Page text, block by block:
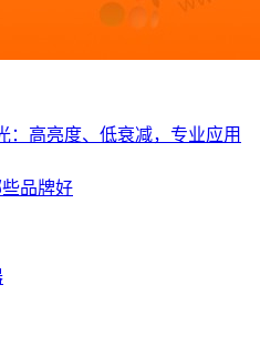
：高亮度、低衰减，专业应用
品牌好